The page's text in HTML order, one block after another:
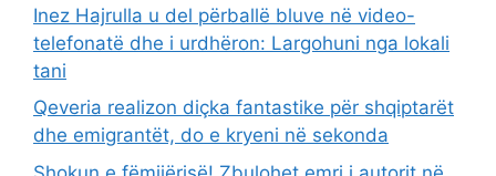
Inez Hajrulla u del përballë bluve në video-
telefonatë dhe i urdhëron: Largohuni nga lokali
tani
Qeveria realizon diçka fantastike për shqiptarët
dhe emigrantët, do e kryeni në sekonda